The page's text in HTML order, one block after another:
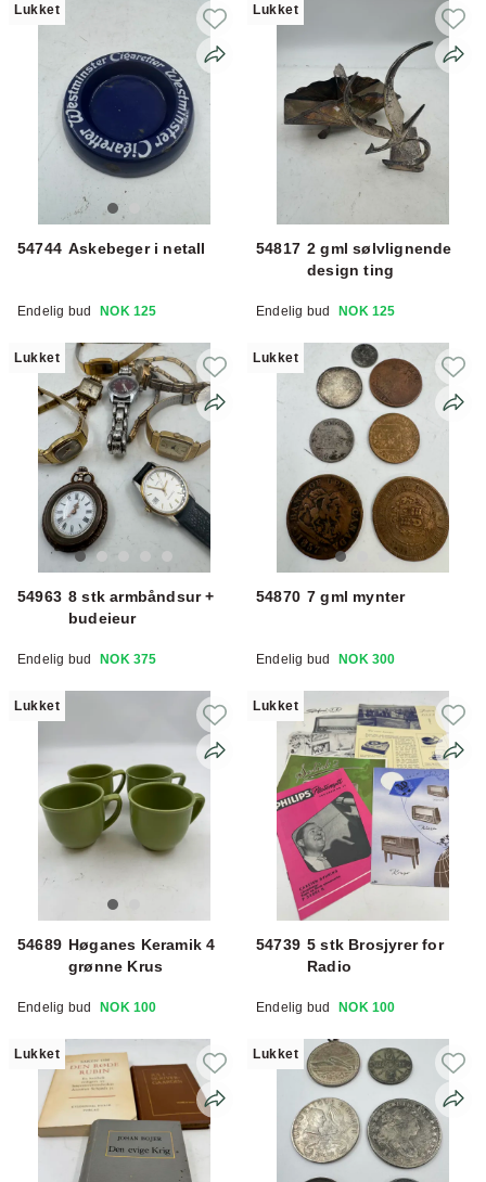
Lukket
54744 Askebeger i netall
Endelig bud NOK 125
Lukket
54817 2 gml sølvlignende
design ting
Endelig bud NOK 125
Lukket
54963 8 stk armbåndsur +
budeieur
Endelig bud NOK 375
Lukket
54870 7 gml mynter
Endelig bud NOK 300
Lukket
54689 Høganes Keramik 4
grønne Krus
Endelig bud NOK 100
Lukket
54739 5 stk Brosjyrer for
Radio
Endelig bud NOK 100
Lukket Lukket